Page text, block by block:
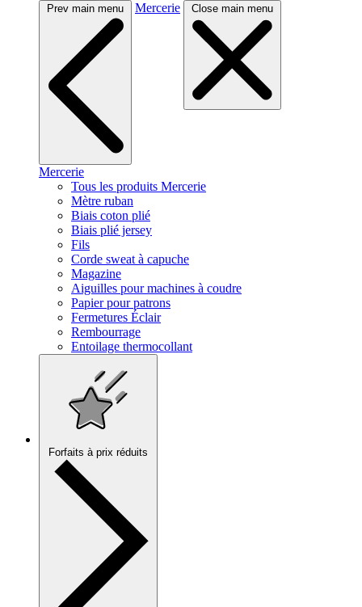
Prev main menu Mercerie Close main menu
Mercerie
Tous les produits Mercerie
Mètre ruban
Biais coton plié
Biais plié jersey
Fils
Corde sweat à capuche
Magazine
Aiguilles pour machines à coudre
Papier pour patrons
Fermetures Éclair
Rembourrage
Entoilage thermocollant
Forfaits à prix réduits